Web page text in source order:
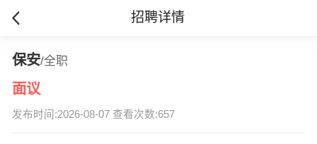
招聘详情
保安/全职
面议
发布时间:2026-08-07 查看次数:657